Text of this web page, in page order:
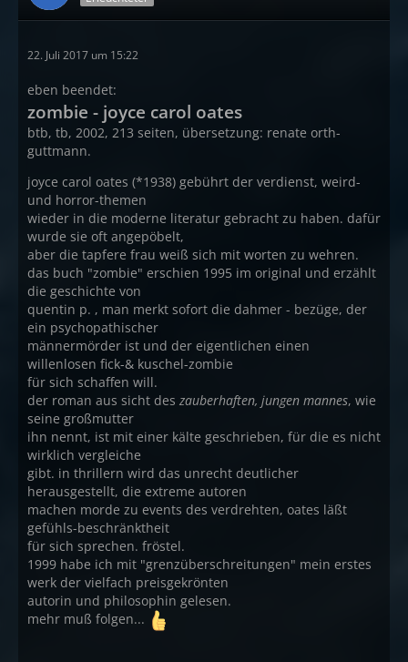
22. Juli 2017 um 15:22
eben beendet:
zombie - joyce carol oates
btb, tb, 2002, 213 seiten, übersetzung: renate orth-
guttmann.
joyce carol oates (*1938) gebührt der verdienst, weird-
und horror-themen
wieder in die moderne literatur gebracht zu haben. dafür
wurde sie oft angepöbelt,
aber die tapfere frau weiß sich mit worten zu wehren.
das buch "zombie" erschien 1995 im original und erzählt
die geschichte von
quentin p. , man merkt sofort die dahmer - bezüge, der
ein psychopathischer
männermörder ist und der eigentlichen einen
willenlosen fick-& kuschel-zombie
für sich schaffen will.
der roman aus sicht des zauberhaften, jungen mannes, wie
seine großmutter
ihn nennt, ist mit einer kälte geschrieben, für die es nicht
wirklich vergleiche
gibt. in thrillern wird das unrecht deutlicher
herausgestellt, die extreme autoren
machen morde zu events des verdrehten, oates läßt
gefühls-beschränktheit
für sich sprechen. fröstel.
1999 habe ich mit "grenzüberschreitungen" mein erstes
werk der vielfach preisgekrönten
autorin und philosophin gelesen.
mehr muß folgen...